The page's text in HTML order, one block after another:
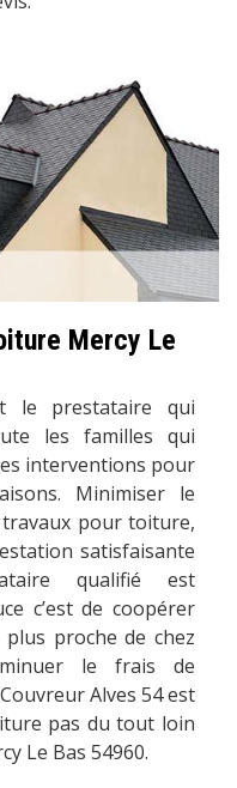
Mercy Le
le prestataire qui
les familles qui
interventions pour
Minimiser le
pour toiture,
satisfaisante
qualifié est
c’est de coopérer
proche de chez
le frais de
Alves 54 est
pas du tout loin
Le Bas 54960.